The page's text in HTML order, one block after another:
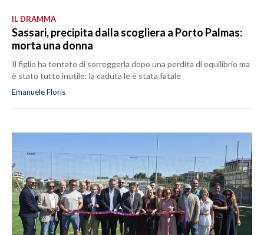
IL DRAMMA
Sassari, precipita dalla scogliera a Porto Palmas:
morta una donna
Il figlio ha tentato di sorreggerla dopo una perdita di equilibrio ma
è stato tutto inutile: la caduta le è stata fatale
Emanuele Floris